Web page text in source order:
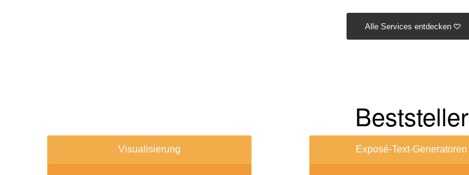
Alle Services entdecken
Beststeller
Visualisierung Exposé-Text-Generatoren